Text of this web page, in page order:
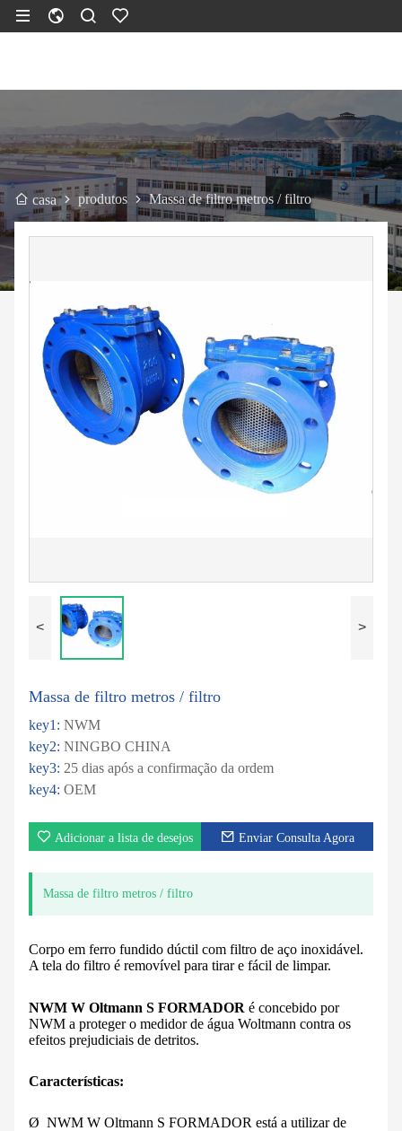
casa produtos Massa de filtro metros / filtro
< >
Massa de filtro metros / filtro
key1: NWM
key2: NINGBO CHINA
key3: 25 dias após a confirmação da ordem
key4: OEM
Adicionar a lista de desejos Enviar Consulta Agora
Massa de filtro metros / filtro
Corpo em ferro fundido dúctil com filtro de aço inoxidável.
A tela do filtro é removível para tirar e fácil de limpar.
NWM W Oltmann S FORMADOR é concebido por
NWM a proteger o medidor de água Woltmann contra os
efeitos prejudiciais de detritos.
Características:
Ø NWM W Oltmann S FORMADOR está a utilizar de